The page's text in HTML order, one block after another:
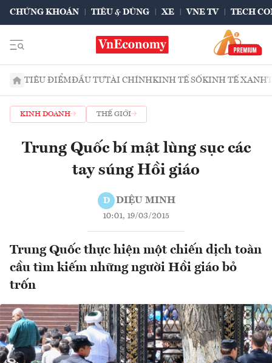
CHỨNG KHOÁN TIÊU & DÙNG XE VNE TV TECH
TIÊU ĐIỂMĐẦU TƯTÀI CHÍNHKINH TẾ SỐKINH TẾ XANH
KINH DOANH THẾ GIỚI
Trung Quốc bí mật lùng sục các
tay súng Hồi giáo
D DIỆU MINH
10:01, 19/03/2015
Trung Quốc thực hiện một chiến dịch toàn
cầu tìm kiếm những người Hồi giáo bỏ
trốn